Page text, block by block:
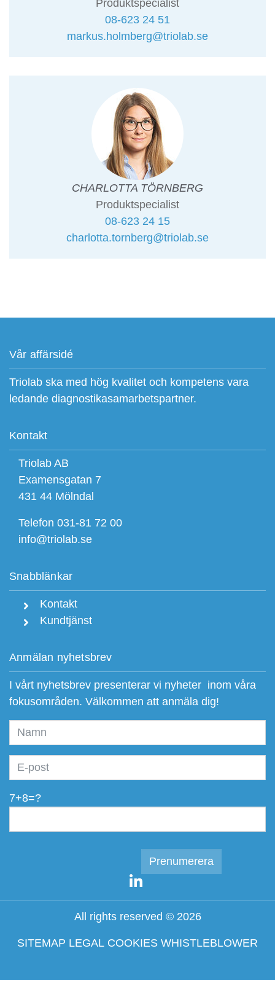
Produktspecialist
08-623 24 51
markus.holmberg@triolab.se
CHARLOTTA TÖRNBERG
Produktspecialist
08-623 24 15
charlotta.tornberg@triolab.se
Vår affärsidé
Triolab ska med hög kvalitet och kompetens vara
ledande diagnostikasamarbetspartner.
Kontakt
Triolab AB
Examensgatan 7
431 44 Mölndal
Telefon 031-81 72 00
info@triolab.se
Snabblänkar
Kontakt
Kundtjänst
Anmälan nyhetsbrev
I vårt nyhetsbrev presenterar vi nyheter inom våra
fokusområden. Välkommen att anmäla dig!
7+8=?
All rights reserved © 2026
SITEMAP LEGAL COOKIES WHISTLEBLOWER